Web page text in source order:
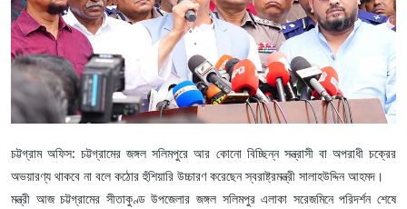
চট্টগ্রাম অফিস: চট্টগ্রামের জঙ্গল সলিমপুরে আর কোনো বিচ্ছিন্ন সন্ত্রাসী বা অপরাধী চক্রের
অভয়ারণ্য থাকবে না বলে কঠোর হুঁশিয়ারি উচ্চারণ করেছেন স্বরাষ্ট্রমন্ত্রী সালাহউদ্দিন আহমদ।
মন্ত্রী আজ চট্টগ্রামের সীতাকুণ্ড উপজেলার জঙ্গল সলিমপুর এলাকা সরেজমিনে পরিদর্শন শেষে